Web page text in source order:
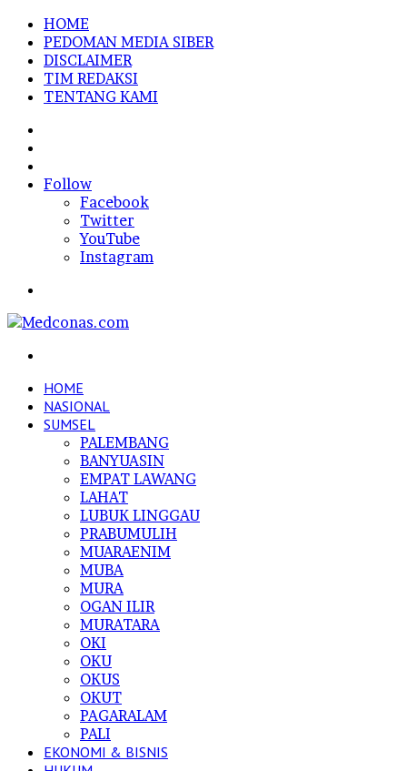
HOME
PEDOMAN MEDIA SIBER
DISCLAIMER
TIM REDAKSI
TENTANG KAMI
In
Follow
Facebook
Twitter
YouTube
Instagram
HOME
NASIONAL
SUMSEL
PALEMBANG
BANYUASIN
EMPAT LAWANG
LAHAT
LUBUK LINGGAU
PRABUMULIH
MUARAENIM
MUBA
MURA
OGAN ILIR
MURATARA
OKI
OKU
OKUS
OKUT
PAGARALAM
PALI
EKONOMI & BISNIS